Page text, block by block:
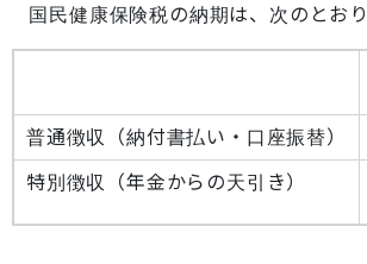
国民健康保険税の納期は、次のとおり
普通徴収（納付書払い・口座振替）
特別徴収（年金からの天引き）